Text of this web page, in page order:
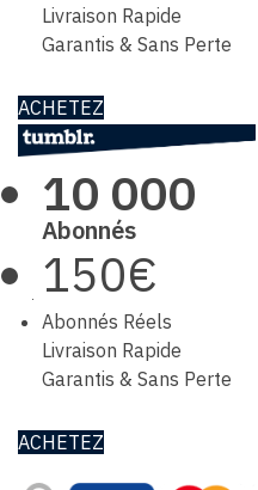
Livraison Rapide
Garantis & Sans Perte
ACHETEZ
10 000
Abonnés
150€
Abonnés Réels
Livraison Rapide
Garantis & Sans Perte
ACHETEZ